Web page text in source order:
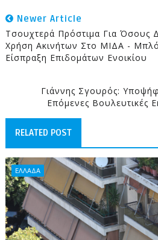
Newer Article
Τσουχτερά Πρόστιμα Για Όσους
Χρήση Ακινήτων Στο ΜΙΔΑ -
Είσπραξη Επιδομάτων Ενοικίου
Γιάννης Σγουρός:
Επόμενες Βουλευτικές
RELATED POST
ΕΛΛΑΔΑ